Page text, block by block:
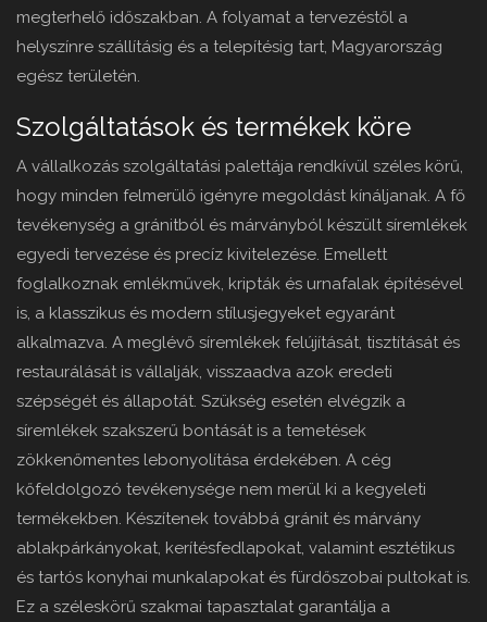
megterhelő időszakban. A folyamat a tervezéstől a
helyszínre szállításig és a telepítésig tart, Magyarország
egész területén.
Szolgáltatások és termékek köre
A vállalkozás szolgáltatási palettája rendkívül széles körű,
hogy minden felmerülő igényre megoldást kínáljanak. A fő
tevékenység a gránitból és márványból készült síremlékek
egyedi tervezése és precíz kivitelezése. Emellett
foglalkoznak emlékművek, kripták és urnafalak építésével
is, a klasszikus és modern stílusjegyeket egyaránt
alkalmazva. A meglévő síremlékek felújítását, tisztítását és
restaurálását is vállalják, visszaadva azok eredeti
szépségét és állapotát. Szükség esetén elvégzik a
síremlékek szakszerű bontását is a temetések
zökkenőmentes lebonyolítása érdekében. A cég
kőfeldolgozó tevékenysége nem merül ki a kegyeleti
termékekben. Készítenek továbbá gránit és márvány
ablakpárkányokat, kerítésfedlapokat, valamint esztétikus
és tartós konyhai munkalapokat és fürdőszobai pultokat is.
Ez a széleskörű szakmai tapasztalat garantálja a